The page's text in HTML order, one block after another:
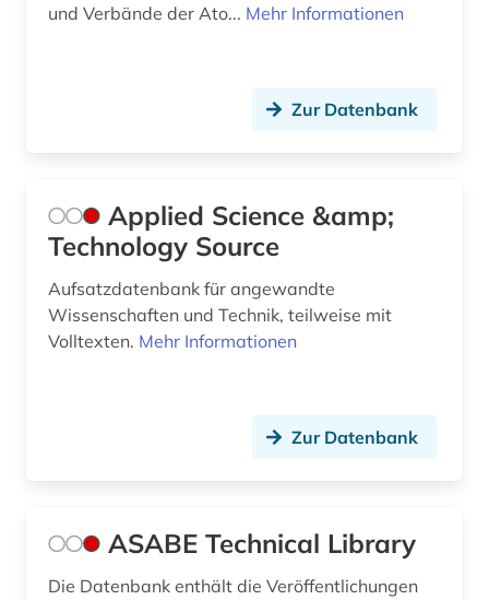
international energy agency (3)
internationale agentur für erneuerbare
internationale energieagentur (1)
iso-norm (1)
kernforschung (2)
kernkraftwerk (1)
und Verbände der Ato... Mehr Informationen
Zur Datenbank
Applied Science &amp;
Technology Source
Aufsatzdatenbank für angewandte
Wissenschaften und Technik, teilweise mit
Volltexten. Mehr Informationen
Zur Datenbank
ASABE Technical Library
Die Datenbank enthält die Veröffentlichungen